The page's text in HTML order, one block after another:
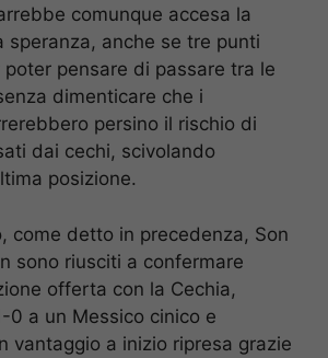
comunque accesa la
speranza, anche se tre punti
poter pensare di passare tra le
dimenticare che i
persino il rischio di
dai cechi, scivolando
posizione.
come detto in precedenza, Son
sono riusciti a confermare
offerta con la Cechia,
0 a un Messico cinico e
vantaggio a inizio ripresa grazie